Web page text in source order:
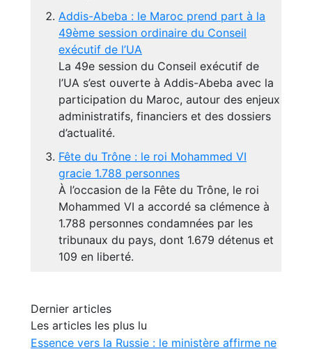
Addis-Abeba : le Maroc prend part à la
49ème session ordinaire du Conseil
exécutif de l’UA
La 49e session du Conseil exécutif de
l’UA s’est ouverte à Addis-Abeba avec la
participation du Maroc, autour des enjeux
administratifs, financiers et des dossiers
d’actualité.
Fête du Trône : le roi Mohammed VI
gracie 1.788 personnes
À l’occasion de la Fête du Trône, le roi
Mohammed VI a accordé sa clémence à
1.788 personnes condamnées par les
tribunaux du pays, dont 1.679 détenus et
109 en liberté.
Dernier articles
Les articles les plus lu
Essence vers la Russie : le ministère affirme ne